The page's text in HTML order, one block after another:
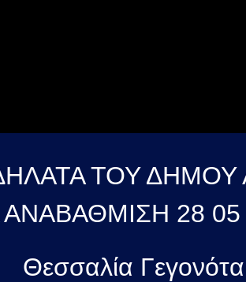
ΤΟΥ ΔΗΜΟΥ
ΑΝΑΒΑΘΜΙΣΗ 28 05
Θεσσαλία Γεγονότα